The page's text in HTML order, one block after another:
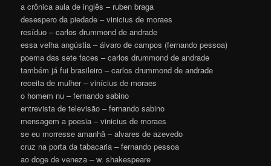
a crônica aula de inglês – ruben braga
desespero da piedade – vinicius de moraes
resíduo – carlos drummond de andrade
essa velha angústia – álvaro de campos (fernando pessoa)
poema das sete faces – carlos drummond de andrade
também já fui brasileiro – carlos drummond de andrade
receita de mulher – vinícius de moraes
o homem nu – fernando sabino
entrevista de televisão – fernando sabino
mensagem a poesia – vinicius de moraes
se eu morresse amanhã – alvares de azevedo
cruz na porta da tabacaria – fernando pessoa
ao doge de veneza – w. shakespeare